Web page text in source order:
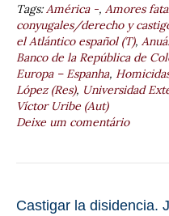
Tags:América -, Amores
conyugales/derecho y
el Atlántico español (T),
Banco de la República de
Europa – Espanha,
López (Res), Universidad
Víctor Uribe (Aut)
Deixe um comentário
Castigar la disidencia.